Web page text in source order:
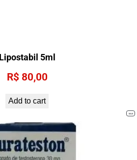
Lipostabil 5ml
R$ 80,00
Add to cart
SALE
ON